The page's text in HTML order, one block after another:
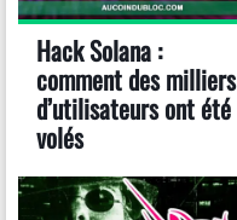
Hack Solana :
comment des milliers
d’utilisateurs ont été
volés